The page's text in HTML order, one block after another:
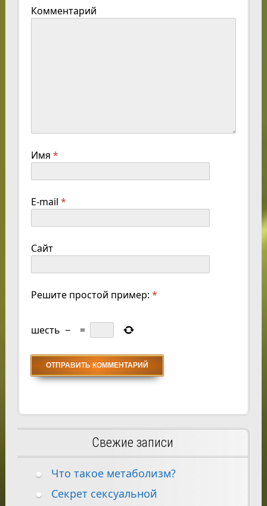
Комментарий
Имя *
E-mail *
Сайт
Решите простой пример: *
шесть − =
Свежие записи
Что такое метаболизм?
Секрет сексуальной